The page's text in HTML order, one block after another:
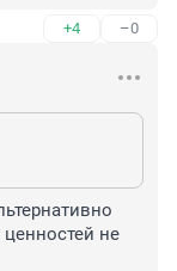
+4 –0
не